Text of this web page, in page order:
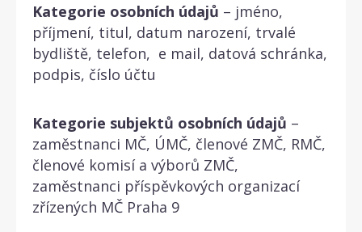
Kategorie osobních údajů – jméno,
příjmení, titul, datum narození, trvalé
bydliště, telefon, e mail, datová schránka,
podpis, číslo účtu
Kategorie subjektů osobních údajů –
zaměstnanci MČ, ÚMČ, členové ZMČ, RMČ,
členové komisí a výborů ZMČ,
zaměstnanci příspěvkových organizací
zřízených MČ Praha 9